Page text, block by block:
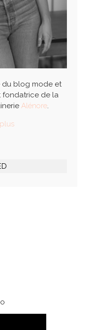
du blog mode et
fondatrice de la
Alénore.